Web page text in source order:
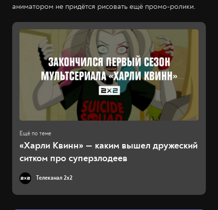
аниматором не придётся рисовать ещё промо-ролики.
«Харли Квинн» — каким вышел дружеский
ситком про суперзлодеев
Телеканал 2x2